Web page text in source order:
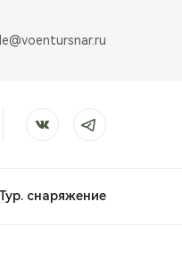
Тур. снаряжение